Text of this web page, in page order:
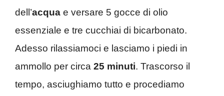
dell’acqua e versare 5 gocce di olio
essenziale e tre cucchiai di bicarbonato.
Adesso rilassiamoci e lasciamo i piedi in
ammollo per circa 25 minuti. Trascorso il
tempo, asciughiamo tutto e procediamo